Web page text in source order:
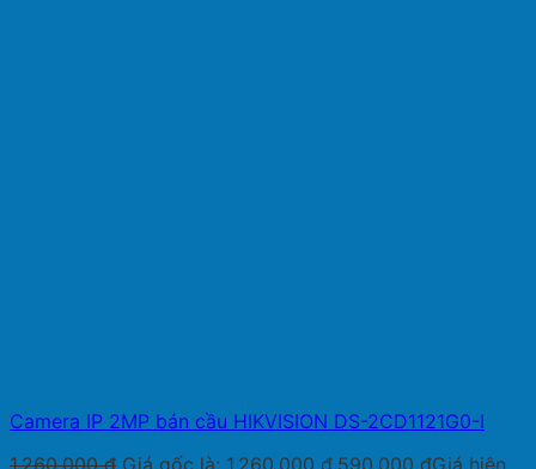
Camera IP 2MP bán cầu HIKVISION DS-2CD1121G0-I
1,260,000₫ Giá gốc là: 1,260,000 ₫.590,000 ₫Giá hiện